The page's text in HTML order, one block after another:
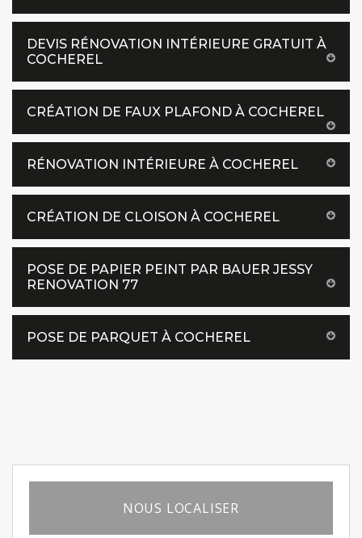
DEVIS RÉNOVATION INTÉRIEURE GRATUIT À
COCHEREL
CRÉATION DE FAUX PLAFOND À COCHEREL
RÉNOVATION INTÉRIEURE À COCHEREL
CRÉATION DE CLOISON À COCHEREL
POSE DE PAPIER PEINT PAR BAUER JESSY
RENOVATION 77
POSE DE PARQUET À COCHEREL
NOUS LOCALISER